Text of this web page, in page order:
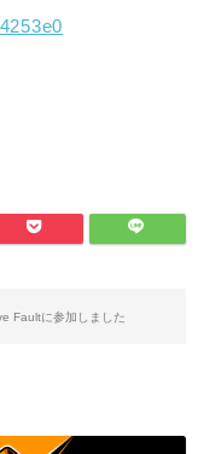
Faultに参加しました